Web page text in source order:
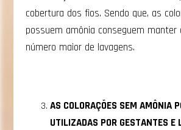
cobertura dos fios. Sendo que, as
possuem amônia conseguem manter
número maior de lavagens.
AS COLORAÇÕES SEM AMÔNIA
UTILIZADAS POR GESTANTES E